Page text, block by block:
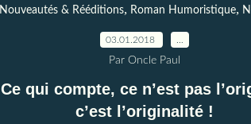
Nouveautés & Rééditions, Roman Humoristique,
03.01.2018
Par Oncle Paul
Ce qui compte, ce n’est pas
c’est l’originalité !